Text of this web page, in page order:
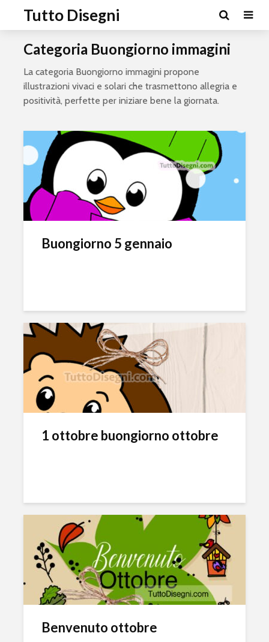
Tutto Disegni
Categoria Buongiorno immagini
La categoria Buongiorno immagini propone
illustrazioni vivaci e solari che trasmettono allegria e
positività, perfette per iniziare bene la giornata.
Buongiorno 5 gennaio
1 ottobre buongiorno ottobre
Benvenuto ottobre